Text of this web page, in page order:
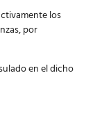
los
por
en el dicho